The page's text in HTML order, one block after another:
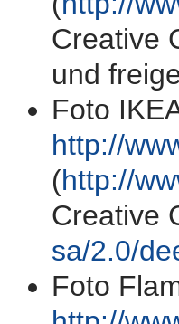
Creative
und
Foto
http://
(http://
Creative
sa/2.0/
Foto